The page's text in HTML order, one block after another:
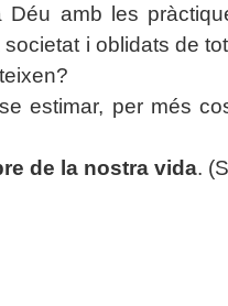
Déu amb les
i oblidats de
estimar, per més
de la nostra vida.